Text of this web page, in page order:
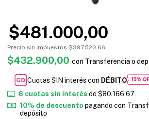
$481.000,00
Precio sin impuestos $397.520,66
$432.900,00 con Transferencia o
Cuotas SIN interés con DÉBITO
6 cuotas sin interés de $80.166,67
10% de descuento pagando con
depósito